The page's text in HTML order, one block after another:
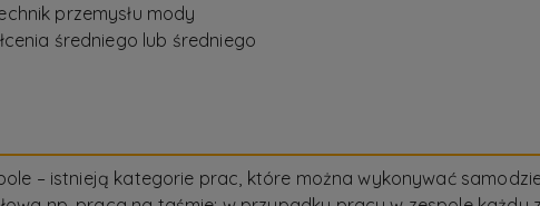
przemysłu mody
średniego lub średniego
– istnieją kategorie prac, które można wykonywać